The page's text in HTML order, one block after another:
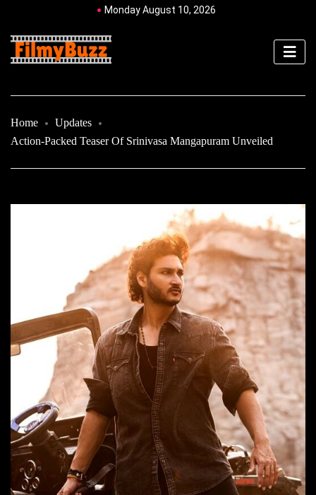
Monday August 10, 2026
Home
Updates
Action-Packed Teaser Of Srinivasa Mangapuram Unveiled